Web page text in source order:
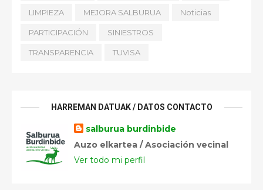
LIMPIEZA MEJORA SALBURUA Noticias
PARTICIPACIÓN SINIESTROS
TRANSPARENCIA TUVISA
HARREMAN DATUAK / DATOS CONTACTO
salburua burdinbide
Auzo elkartea / Asociación vecinal
Ver todo mi perfil